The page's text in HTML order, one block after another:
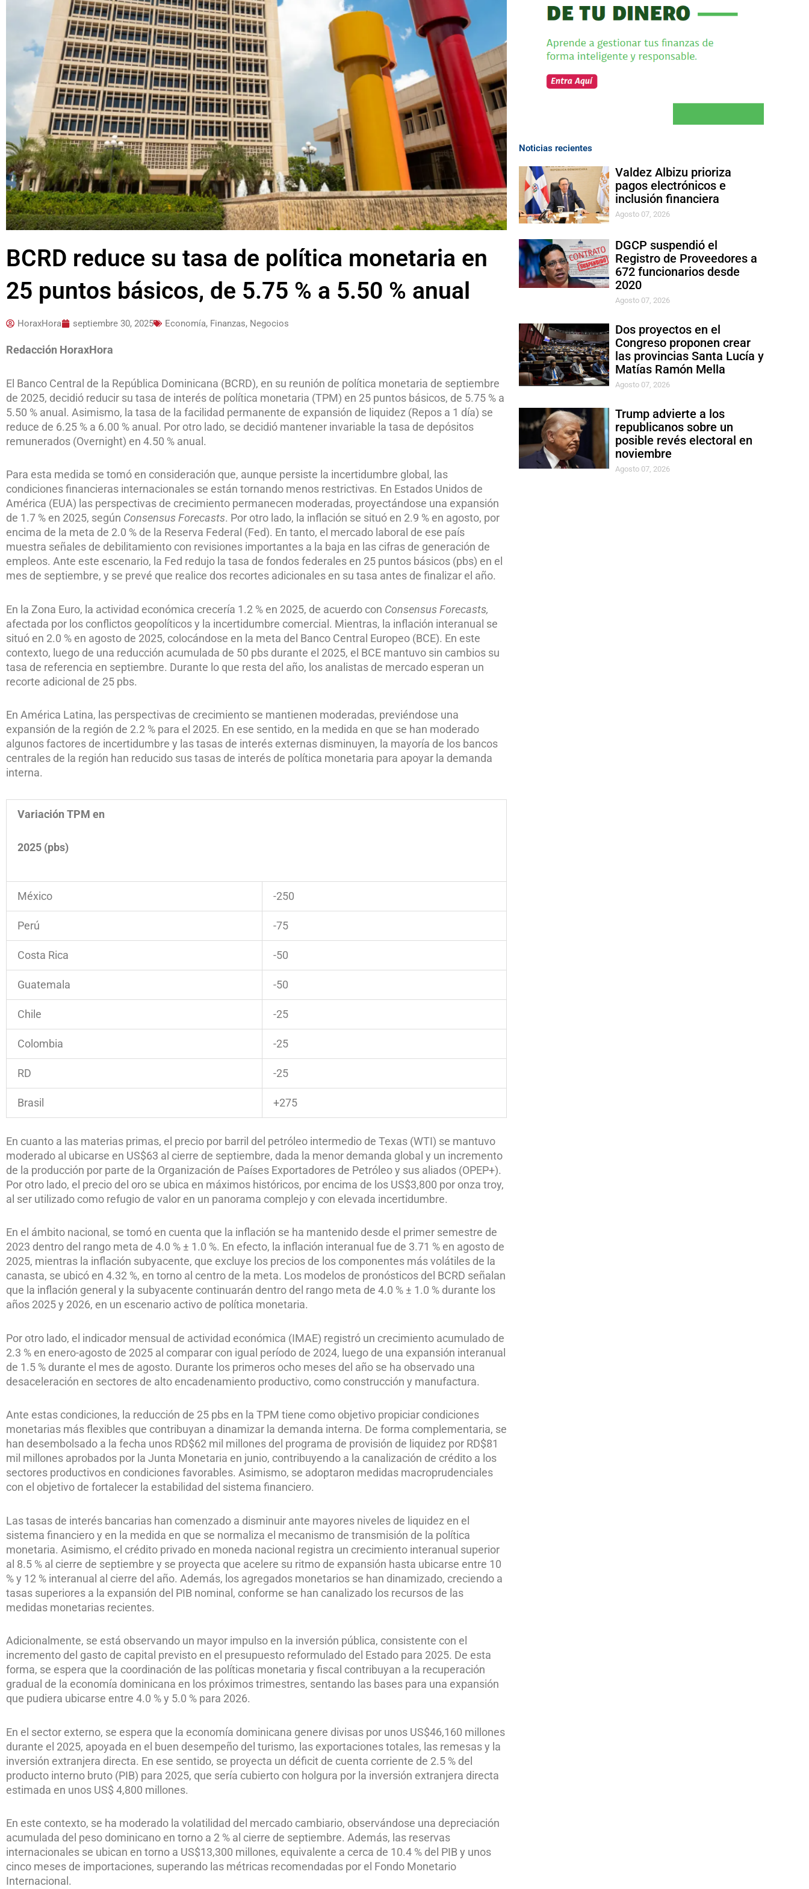
BCRD reduce su tasa de política monetaria en
25 puntos básicos, de 5.75 % a 5.50 % anual
HoraxHora septiembre 30, 2025 Economía, Finanzas, Negocios
Redacción HoraxHora
El Banco Central de la República Dominicana (BCRD), en su reunión de política monetaria de septiembre
de 2025, decidió reducir su tasa de interés de política monetaria (TPM) en 25 puntos básicos, de 5.75 % a
5.50 % anual. Asimismo, la tasa de la facilidad permanente de expansión de liquidez (Repos a 1 día) se
reduce de 6.25 % a 6.00 % anual. Por otro lado, se decidió mantener invariable la tasa de depósitos
remunerados (Overnight) en 4.50 % anual.
Para esta medida se tomó en consideración que, aunque persiste la incertidumbre global, las
condiciones financieras internacionales se están tornando menos restrictivas. En Estados Unidos de
América (EUA) las perspectivas de crecimiento permanecen moderadas, proyectándose una expansión
de 1.7 % en 2025, según Consensus Forecasts. Por otro lado, la inflación se situó en 2.9 % en agosto, por
encima de la meta de 2.0 % de la Reserva Federal (Fed). En tanto, el mercado laboral de ese país
muestra señales de debilitamiento con revisiones importantes a la baja en las cifras de generación de
empleos. Ante este escenario, la Fed redujo la tasa de fondos federales en 25 puntos básicos (pbs) en el
mes de septiembre, y se prevé que realice dos recortes adicionales en su tasa antes de finalizar el año.
En la Zona Euro, la actividad económica crecería 1.2 % en 2025, de acuerdo con Consensus Forecasts,
afectada por los conflictos geopolíticos y la incertidumbre comercial. Mientras, la inflación interanual se
situó en 2.0 % en agosto de 2025, colocándose en la meta del Banco Central Europeo (BCE). En este
contexto, luego de una reducción acumulada de 50 pbs durante el 2025, el BCE mantuvo sin cambios su
tasa de referencia en septiembre. Durante lo que resta del año, los analistas de mercado esperan un
recorte adicional de 25 pbs.
En América Latina, las perspectivas de crecimiento se mantienen moderadas, previéndose una
expansión de la región de 2.2 % para el 2025. En ese sentido, en la medida en que se han moderado
algunos factores de incertidumbre y las tasas de interés externas disminuyen, la mayoría de los bancos
centrales de la región han reducido sus tasas de interés de política monetaria para apoyar la demanda
interna.
Variación TPM en
2025 (pbs)
México -250
Perú -75
Costa Rica -50
Guatemala -50
Chile -25
Colombia -25
RD -25
Brasil +275
En cuanto a las materias primas, el precio por barril del petróleo intermedio de Texas (WTI) se mantuvo
moderado al ubicarse en US$63 al cierre de septiembre, dada la menor demanda global y un incremento
de la producción por parte de la Organización de Países Exportadores de Petróleo y sus aliados (OPEP+).
Por otro lado, el precio del oro se ubica en máximos históricos, por encima de los US$3,800 por onza troy,
al ser utilizado como refugio de valor en un panorama complejo y con elevada incertidumbre.
En el ámbito nacional, se tomó en cuenta que la inflación se ha mantenido desde el primer semestre de
2023 dentro del rango meta de 4.0 % ± 1.0 %. En efecto, la inflación interanual fue de 3.71 % en agosto de
2025, mientras la inflación subyacente, que excluye los precios de los componentes más volátiles de la
canasta, se ubicó en 4.32 %, en torno al centro de la meta. Los modelos de pronósticos del BCRD señalan
que la inflación general y la subyacente continuarán dentro del rango meta de 4.0 % ± 1.0 % durante los
años 2025 y 2026, en un escenario activo de política monetaria.
Por otro lado, el indicador mensual de actividad económica (IMAE) registró un crecimiento acumulado de
2.3 % en enero-agosto de 2025 al comparar con igual período de 2024, luego de una expansión interanual
de 1.5 % durante el mes de agosto. Durante los primeros ocho meses del año se ha observado una
desaceleración en sectores de alto encadenamiento productivo, como construcción y manufactura.
Ante estas condiciones, la reducción de 25 pbs en la TPM tiene como objetivo propiciar condiciones
monetarias más flexibles que contribuyan a dinamizar la demanda interna. De forma complementaria, se
han desembolsado a la fecha unos RD$62 mil millones del programa de provisión de liquidez por RD$81
mil millones aprobados por la Junta Monetaria en junio, contribuyendo a la canalización de crédito a los
sectores productivos en condiciones favorables. Asimismo, se adoptaron medidas macroprudenciales
con el objetivo de fortalecer la estabilidad del sistema financiero.
Las tasas de interés bancarias han comenzado a disminuir ante mayores niveles de liquidez en el
sistema financiero y en la medida en que se normaliza el mecanismo de transmisión de la política
monetaria. Asimismo, el crédito privado en moneda nacional registra un crecimiento interanual superior
al 8.5 % al cierre de septiembre y se proyecta que acelere su ritmo de expansión hasta ubicarse entre 10
% y 12 % interanual al cierre del año. Además, los agregados monetarios se han dinamizado, creciendo a
tasas superiores a la expansión del PIB nominal, conforme se han canalizado los recursos de las
medidas monetarias recientes.
Adicionalmente, se está observando un mayor impulso en la inversión pública, consistente con el
incremento del gasto de capital previsto en el presupuesto reformulado del Estado para 2025. De esta
forma, se espera que la coordinación de las políticas monetaria y fiscal contribuyan a la recuperación
gradual de la economía dominicana en los próximos trimestres, sentando las bases para una expansión
que pudiera ubicarse entre 4.0 % y 5.0 % para 2026.
En el sector externo, se espera que la economía dominicana genere divisas por unos US$46,160 millones
durante el 2025, apoyada en el buen desempeño del turismo, las exportaciones totales, las remesas y la
inversión extranjera directa. En ese sentido, se proyecta un déficit de cuenta corriente de 2.5 % del
producto interno bruto (PIB) para 2025, que sería cubierto con holgura por la inversión extranjera directa
estimada en unos US$ 4,800 millones.
En este contexto, se ha moderado la volatilidad del mercado cambiario, observándose una depreciación
acumulada del peso dominicano en torno a 2 % al cierre de septiembre. Además, las reservas
internacionales se ubican en torno a US$13,300 millones, equivalente a cerca de 10.4 % del PIB y unos
cinco meses de importaciones, superando las métricas recomendadas por el Fondo Monetario
Internacional.
Noticias recientes
Valdez Albizu prioriza
pagos electrónicos e
inclusión financiera
Agosto 07, 2026
DGCP suspendió el
Registro de Proveedores a
672 funcionarios desde
2020
Agosto 07, 2026
Dos proyectos en el
Congreso proponen crear
las provincias Santa Lucía y
Matías Ramón Mella
Agosto 07, 2026
Trump advierte a los
republicanos sobre un
posible revés electoral en
noviembre
Agosto 07, 2026